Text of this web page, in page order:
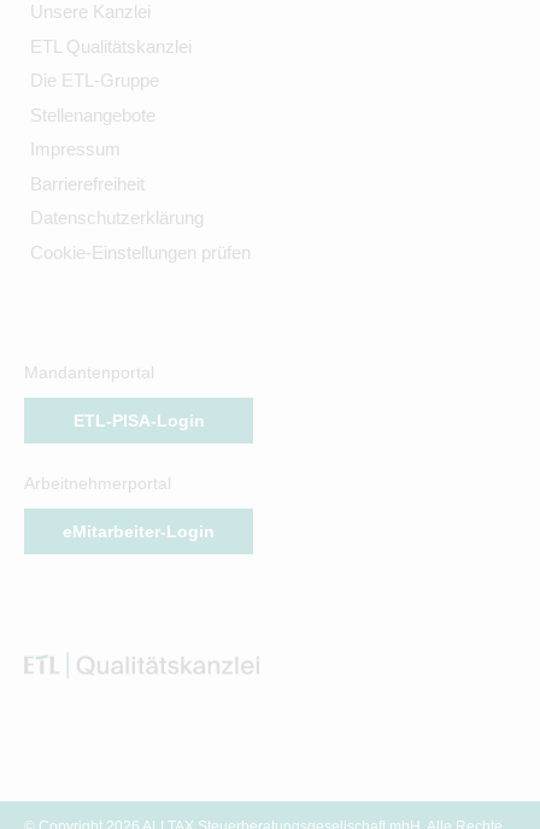
Unsere Kanzlei
ETL Qualitätskanzlei
Die ETL-Gruppe
Stellenangebote
Impressum
Barrierefreiheit
Datenschutzerklärung
Cookie-Einstellungen prüfen
Mandantenportal
ETL-PISA-Login
Arbeitnehmerportal
eMitarbeiter-Login